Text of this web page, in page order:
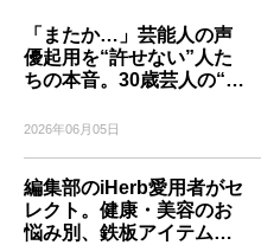
「またか…」芸能人の声
優起用を“許せない”人た
ちの本音。30歳芸人の“…
2026年06月05日
編集部のiHerb愛用者がセ
レクト。健康・美容のお
悩み別、鉄板アイテム…